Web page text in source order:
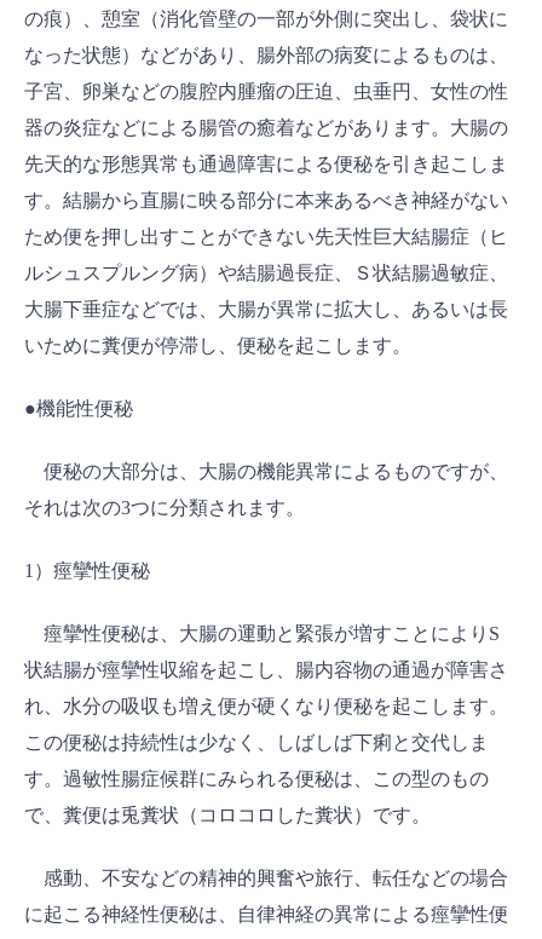
の痕）、憩室（消化管壁の一部が外側に突出し、袋状に
なった状態）などがあり、腸外部の病変によるものは、
子宮、卵巣などの腹腔内腫瘤の圧迫、虫垂円、女性の性
器の炎症などによる腸管の癒着などがあります。大腸の
先天的な形態異常も通過障害による便秘を引き起こしま
す。結腸から直腸に映る部分に本来あるべき神経がない
ため便を押し出すことができない先天性巨大結腸症（ヒ
ルシュスプルング病）や結腸過長症、Ｓ状結腸過敏症、
大腸下垂症などでは、大腸が異常に拡大し、あるいは長
いために糞便が停滞し、便秘を起こします。
●機能性便秘
便秘の大部分は、大腸の機能異常によるものですが、
それは次の3つに分類されます。
1）痙攣性便秘
痙攣性便秘は、大腸の運動と緊張が増すことによりS
状結腸が痙攣性収縮を起こし、腸内容物の通過が障害さ
れ、水分の吸収も増え便が硬くなり便秘を起こします。
この便秘は持続性は少なく、しばしば下痢と交代しま
す。過敏性腸症候群にみられる便秘は、この型のもの
で、糞便は兎糞状（コロコロした糞状）です。
感動、不安などの精神的興奮や旅行、転任などの場合
に起こる神経性便秘は、自律神経の異常による痙攣性便